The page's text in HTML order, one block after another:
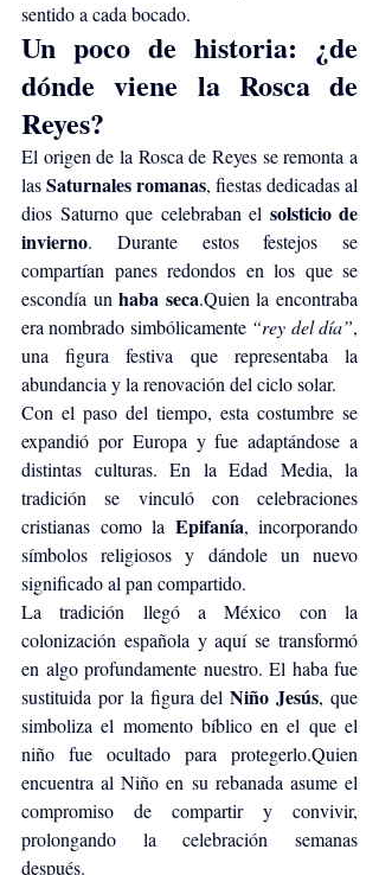
sentido a cada bocado.
Un poco de historia: ¿de
dónde viene la Rosca de
Reyes?
El origen de la Rosca de Reyes se remonta a
las Saturnales romanas, fiestas dedicadas al
dios Saturno que celebraban el solsticio de
invierno. Durante estos festejos se
compartían panes redondos en los que se
escondía un haba seca.Quien la encontraba
era nombrado simbólicamente “rey del día”,
una figura festiva que representaba la
abundancia y la renovación del ciclo solar.
Con el paso del tiempo, esta costumbre se
expandió por Europa y fue adaptándose a
distintas culturas. En la Edad Media, la
tradición se vinculó con celebraciones
cristianas como la Epifanía, incorporando
símbolos religiosos y dándole un nuevo
significado al pan compartido.
La tradición llegó a México con la
colonización española y aquí se transformó
en algo profundamente nuestro. El haba fue
sustituida por la figura del Niño Jesús, que
simboliza el momento bíblico en el que el
niño fue ocultado para protegerlo.Quien
encuentra al Niño en su rebanada asume el
compromiso de compartir y convivir,
prolongando la celebración semanas
después.